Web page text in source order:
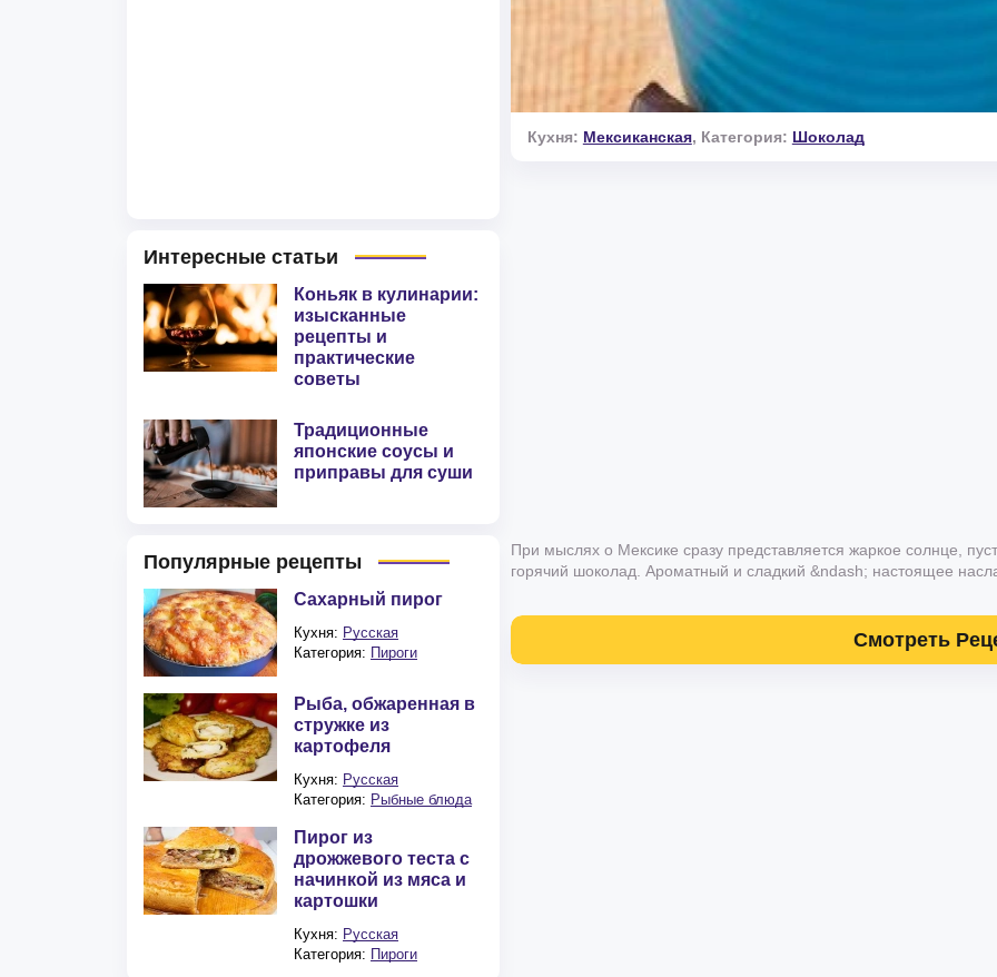
Кухня: Мексиканская, Категория: Шоколад
При мыслях о Мексике сразу представляется жаркое солнце,
горячий шоколад. Ароматный и сладкий &ndash; настоящее
Смотреть
Интересные статьи
Коньяк в кулинарии:
изысканные
рецепты и
практические
советы
Традиционные
японские соусы и
приправы для суши
Популярные рецепты
Сахарный пирог
Кухня: Русская
Категория: Пироги
Рыба, обжаренная в
стружке из
картофеля
Кухня: Русская
Категория: Рыбные блюда
Пирог из
дрожжевого теста с
начинкой из мяса и
картошки
Кухня: Русская
Категория: Пироги